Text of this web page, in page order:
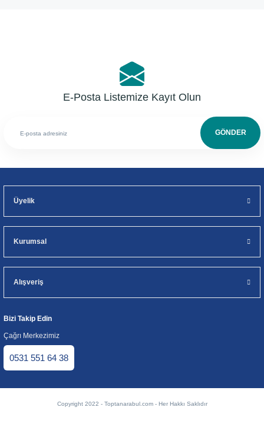
E-Posta Listemize Kayıt Olun
GÖNDER
Üyelik
Kurumsal
Alışveriş
Bizi Takip Edin
Çağrı Merkezimiz
0531 551 64 38
Copyright 2022 - Toptanarabul.com - Her Hakkı Saklıdır